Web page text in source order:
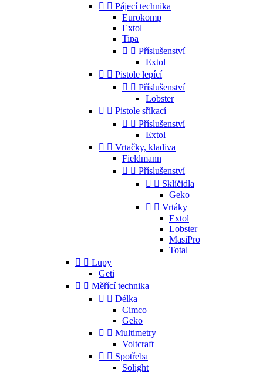
  Pájecí technika
Eurokomp
Extol
Tipa
  Příslušenství
Extol
  Pistole lepící
  Příslušenství
Lobster
  Pistole sříkací
  Příslušenství
Extol
  Vrtačky, kladiva
Fieldmann
  Příslušenství
  Sklíčidla
Geko
  Vrtáky
Extol
Lobster
MasiPro
Total
  Lupy
Geti
  Měřící technika
  Délka
Cimco
Geko
  Multimetry
Voltcraft
  Spotřeba
Solight